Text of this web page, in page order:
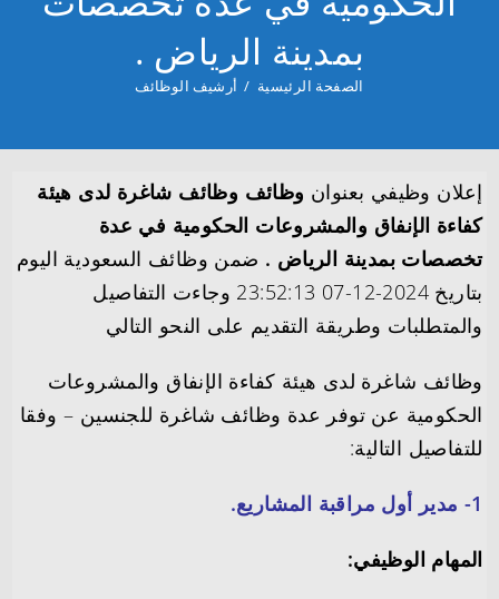
بمدينة الرياض .
الصفحة الرئيسية / أرشيف الوظائف
إعلان وظيفي بعنوان وظائف وظائف شاغرة لدى هيئة
كفاءة الإنفاق والمشروعات الحكومية في عدة
تخصصات بمدينة الرياض . ضمن وظائف السعودية اليوم
بتاريخ 2024-12-07 23:52:13 وجاءت التفاصيل
والمتطلبات وطريقة التقديم على النحو التالي
وظائف شاغرة لدى هيئة كفاءة الإنفاق والمشروعات
الحكومية عن توفر عدة وظائف شاغرة للجنسين – وفقا
للتفاصيل التالية:
1- مدير أول مراقبة المشاريع.
المهام الوظيفي: